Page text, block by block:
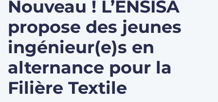
Nouveau ! L’ENSISA
propose des jeunes
ingénieur(e)s en
alternance pour la
Filière Textile